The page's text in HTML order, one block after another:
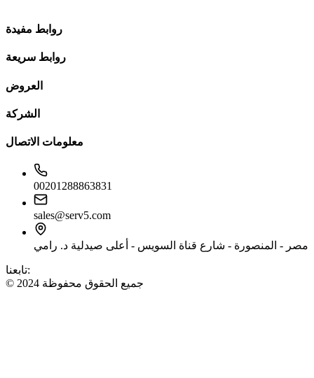
روابط مفيدة
روابط سريعة
العروض
الشركة
معلومات الاتصال
00201288863831
sales@serv5.com
مصر - المنصورة - شارع قناة السويس - أعلى صيدلية د. رامي
تابعنا:
© 2024 جميع الحقوق محفوظة